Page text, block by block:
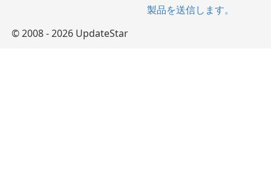
製品を送信します。
© 2008 - 2026 UpdateStar